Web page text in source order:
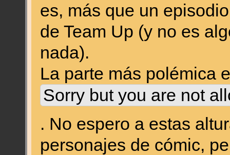
es, más que un
de Team Up (y no es
nada).
La parte más polémica
Sorry but you are not
. No espero a estas
personajes de cómic,